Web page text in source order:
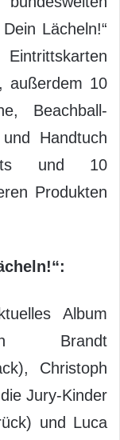
Lächeln!“
außerdem 10
Beachball-
Handtuch
und 10
Produkten
Album
Brandt
Christoph
Jury-Kinder
und Luca